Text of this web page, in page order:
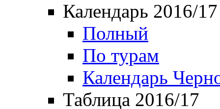
Календарь 2016/17
Полный
По турам
Календарь
Таблица 2016/17